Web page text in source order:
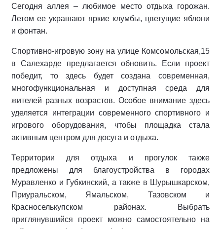
Сегодня аллея – любимое место отдыха горожан.
Летом ее украшают яркие клумбы, цветущие яблони
и фонтан.
Спортивно-игровую зону на улице Комсомольская,15
в Салехарде предлагается обновить. Если проект
победит, то здесь будет создана современная,
многофункциональная и доступная среда для
жителей разных возрастов. Особое внимание здесь
уделяется интеграции современного спортивного и
игрового оборудования, чтобы площадка стала
активным центром для досуга и отдыха.
Территории для отдыха и прогулок также
предложены для благоустройства в городах
Муравленко и Губкинский, а также в Шурышкарском,
Приуральском, Ямальском, Тазовском и
Красноселькупском районах. Выбрать
приглянувшийся проект можно самостоятельно на